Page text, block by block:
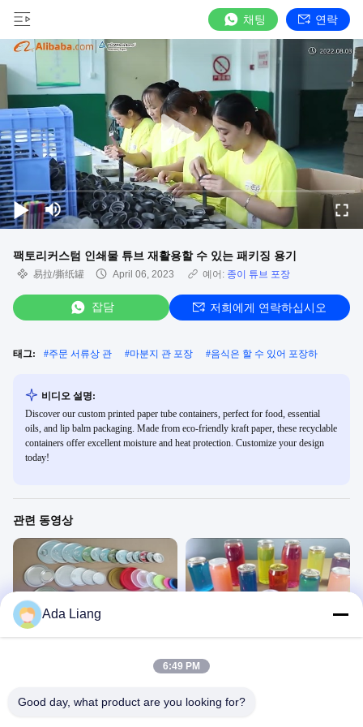
채팅 연락
팩토리커스텀 인쇄물 튜브 재활용할 수 있는 패키징 용기
易拉/撕纸罐 April 06, 2023 예어: 종이 튜브 포장
잡담 저희에게 연락하십시오
태그: #주문 서류상 관 #마분지 관 포장 #음식은 할 수 있어 포장하
비디오 설명:
Discover our custom printed paper tube containers, perfect for food, essential
oils, and lip balm packaging. Made from eco-friendly kraft paper, these recyclable
containers offer excellent moisture and heat protection. Customize your design
today!
관련 동영상
易拉/撕纸罐
February 19, 2025
Ada Liang
6:49 PM
Good day, what product are you looking for?